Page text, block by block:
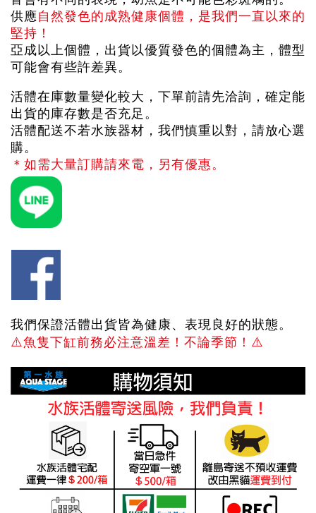
供應自然發色的成熟健康個體，是我們一直以來的
堅持！
亞成以上個體，出貨以優質發色的個體為主，體型
可能會有些許差異。
活體在庫數量變化較大，下單前請先洽詢，確定能
出貨的庫存數是否充足。
活體配送不若水族器材，我們慎重以對，請放心選
購。
＊如需大量訂購請來電，另有優惠。
我們保證活體出貨皆為健康、表現良好的狀態。
⚠️魚隻下缸前務必注意溫差！不論季節！ ⚠️